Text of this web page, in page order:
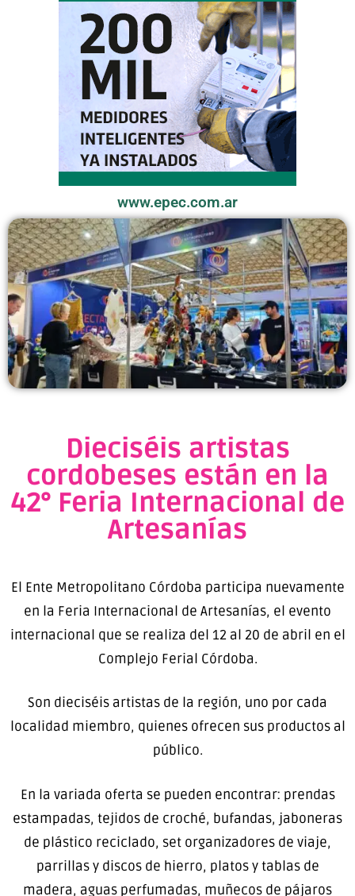
www.epec.com.ar
Dieciséis artistas
cordobeses están en la
42° Feria Internacional de
Artesanías
El Ente Metropolitano Córdoba participa nuevamente
en la Feria Internacional de Artesanías, el evento
internacional que se realiza del 12 al 20 de abril en el
Complejo Ferial Córdoba.
Son dieciséis artistas de la región, uno por cada
localidad miembro, quienes ofrecen sus productos al
público.
En la variada oferta se pueden encontrar: prendas
estampadas, tejidos de croché, bufandas, jaboneras
de plástico reciclado, set organizadores de viaje,
parrillas y discos de hierro, platos y tablas de
madera, aguas perfumadas, muñecos de pájaros